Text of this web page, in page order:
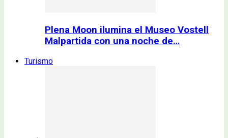
Plena Moon ilumina el Museo Vostell
Malpartida con una noche de…
Turismo